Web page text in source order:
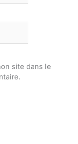
site dans le